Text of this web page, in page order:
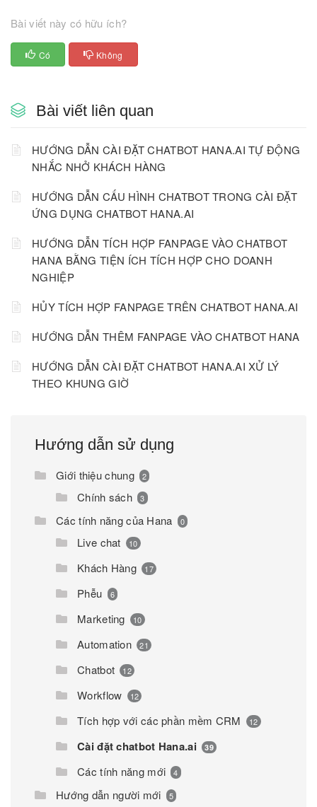
Bài viết này có hữu ích?
Có Không
Bài viết liên quan
HƯỚNG DẪN CÀI ĐẶT CHATBOT HANA.AI TỰ ĐỘNG
NHẮC NHỞ KHÁCH HÀNG
HƯỚNG DẪN CẤU HÌNH CHATBOT TRONG CÀI ĐẶT
ỨNG DỤNG CHATBOT HANA.AI
HƯỚNG DẪN TÍCH HỢP FANPAGE VÀO CHATBOT
HANA BẰNG TIỆN ÍCH TÍCH HỢP CHO DOANH
NGHIỆP
HỦY TÍCH HỢP FANPAGE TRÊN CHATBOT HANA.AI
HƯỚNG DẪN THÊM FANPAGE VÀO CHATBOT HANA
HƯỚNG DẪN CÀI ĐẶT CHATBOT HANA.AI XỬ LÝ
THEO KHUNG GIỜ
Hướng dẫn sử dụng
Giới thiệu chung 2
Chính sách 3
Các tính năng của Hana 0
Live chat 10
Khách Hàng 17
Phễu 6
Marketing 10
Automation 21
Chatbot 12
Workflow 12
Tích hợp với các phần mềm CRM 12
Cài đặt chatbot Hana.ai 39
Các tính năng mới 4
Hướng dẫn người mới 5